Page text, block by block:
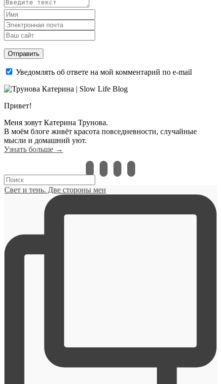
Уведомлять об ответе на мой комментарий по e-mail
Привет!
Меня зовут Катерина Трунова.
В моём блоге живёт красота повседневности, случайные
мысли и домашний уют.
Узнать больше →
Свет и тень. Две стороны мен